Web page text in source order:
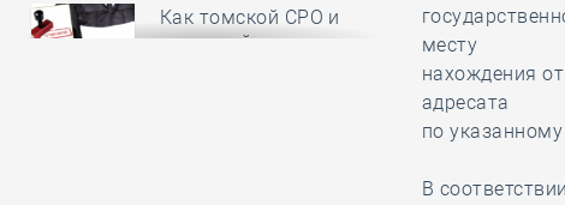
Как томской СРО и
НОСТРОЙ удалось
месту
нахождения
адресата
по указанному
В